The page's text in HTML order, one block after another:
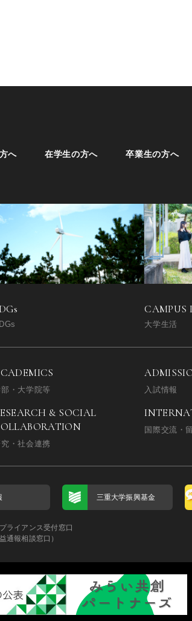
へ 在学生の方へ 卒業生の方へ
CAMPUS
大学生活
・大学院等 入試情報
& SOCIAL
・社会連携
国際交流・
三重大学振興基金
ライアンス受付窓口
益通報相談窓口）